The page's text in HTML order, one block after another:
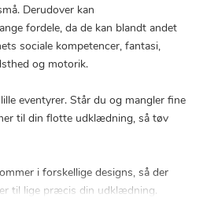
Derudover kan
fordele, da de kan blandt andet
sociale kompetencer, fantasi,
og motorik.
eventyrer. Står du og mangler fine
til din flotte udklædning, så tøv
i forskellige designs, så der
til lige præcis din udklædning.